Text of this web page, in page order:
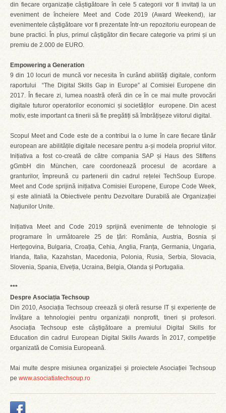
din fiecare organizație câștigătoare în cele 5 categorii vor fi invitați la un
eveniment de încheiere Meet and Code 2019 (Award Weekend), iar
evenimentele câștigătoare vor fi prezentate într-un repozitoriu european de
bune practici. În plus, primul câștigător din fiecare categorie va primi și un
premiu de 2.000 de EURO.
Empowering a Generation
9 din 10 locuri de muncă vor necesita în curând abilități digitale, conform
raportului “The Digital Skills Gap in Europe” al Comisiei Europene din
2017. În fiecare zi, lumea noastră oferă din ce în ce mai multe provocări
digitale tuturor operatorilor economici și societăților europene. Din acest
motiv, este important ca tinerii să fie pregătiți să îmbrățișeze viitorul digital.
Scopul Meet and Code este de a contribui la o lume în care fiecare tânăr
european are abilitățile digitale necesare pentru a-și modela propriul viitor.
Inițiativa a fost co-creată de către compania SAP și Haus des Stiftens
gGmbH din München, care coordonează procesul de acordare a
granturilor, împreună cu partenerii din cadrul rețelei TechSoup Europe.
Meet and Code sprijină inițiativa Comisiei Europene, Europe Code Week,
și este aliniată la Obiectivele pentru Dezvoltare Durabilă ale Organizației
Națiunilor Unite.
Inițiativa Meet and Code 2019 sprijină evenimente de tehnologie și
programare în următoarele 25 de țări: România, Austria, Bosnia și
Herțegovina, Bulgaria, Croația, Cehia, Anglia, Franța, Germania, Ungaria,
Irlanda, Italia, Kazahstan, Macedonia, Polonia, Rusia, Serbia, Slovacia,
Slovenia, Spania, Elveția, Ucraina, Belgia, Olanda și Portugalia.
***
Despre Asociația Techsoup
Din 2010, Asociația Techsoup creează și oferă resurse IT și experiențe de
învățare a tehnologiei pentru organizații nonprofit, tineri și profesori.
Asociația Techsoup este câștigătoare a premiului Digital Skills for
Education din cadrul European Digital Skills Awards în 2017, competiție
organizată de Comisia Europeană.
Mai multe despre misiunea organizației și proiectele Asociației Techsoup
pe www.asociatiatechsoup.ro